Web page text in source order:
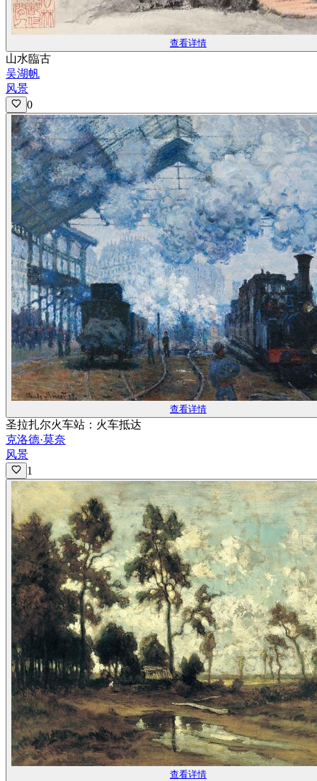
查看详情
山水臨古
吴湖帆
风景
0
查看详情
圣拉扎尔火车站：火车抵达
克洛德·莫奈
风景
1
查看详情